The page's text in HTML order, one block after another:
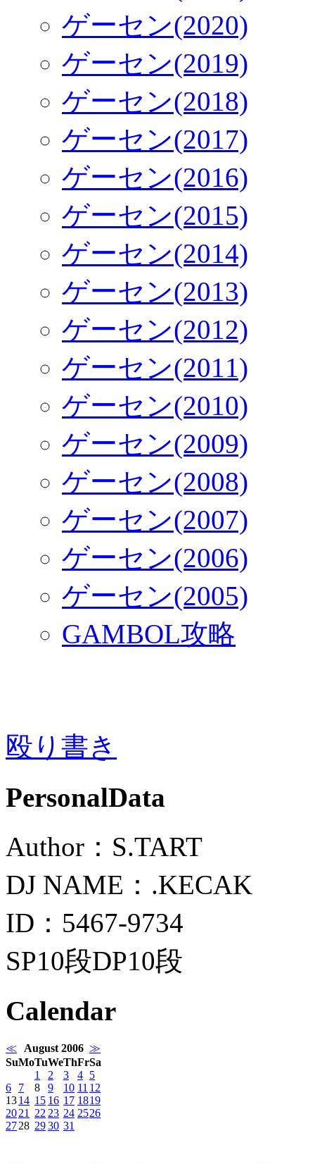
ゲーセン(2020)
ゲーセン(2019)
ゲーセン(2018)
ゲーセン(2017)
ゲーセン(2016)
ゲーセン(2015)
ゲーセン(2014)
ゲーセン(2013)
ゲーセン(2012)
ゲーセン(2011)
ゲーセン(2010)
ゲーセン(2009)
ゲーセン(2008)
ゲーセン(2007)
ゲーセン(2006)
ゲーセン(2005)
GAMBOL攻略
殴り書き
PersonalData
Author：S.TART
DJ NAME：.KECAK
ID：5467-9734
SP10段DP10段
Calendar
≪ August 2006 ≫
SuMoTuWeThFrSa
1
2 3 4 5
6
7 8 9 10 11 12
1314 15 16 17 1819
2021 2223 24 2526
2728 2930 31